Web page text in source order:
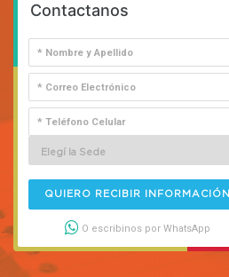
Contactanos
QUIERO RECIBIR INFORMACIÓN
O escribinos por WhatsApp